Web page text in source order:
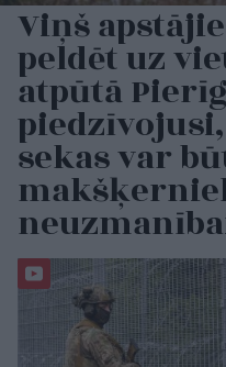
Viņš
peldēt uz
atpūtā
sekas var